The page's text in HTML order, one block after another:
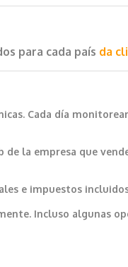
para cada país da
Cada día
la empresa que
e impuestos
Incluso algunas